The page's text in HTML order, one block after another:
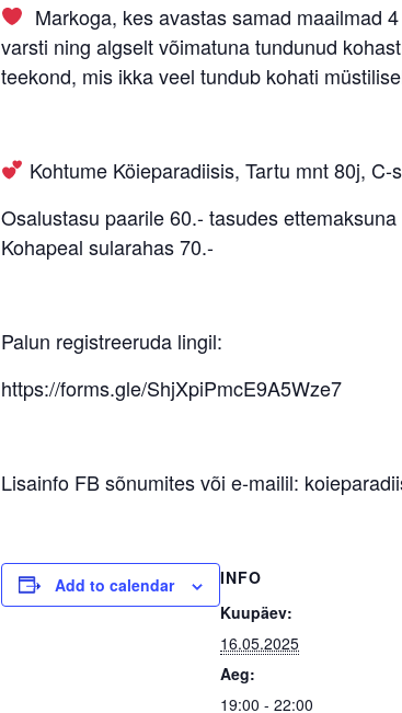
Markoga, kes avastas samad maailmad
varsti ning algselt võimatuna tundunud
teekond, mis ikka veel tundub kohati
Kohtume Köieparadiisis, Tartu mnt 80j,
Osalustasu paarile 60.- tasudes
Kohapeal sularahas 70.-
Palun registreeruda lingil:
https://forms.gle/ShjXpiPmcE9A5Wze7
Lisainfo FB sõnumites või e-mailil:
Add to calendar
INFO
Kuupäev:
16.05.2025
Aeg:
19:00 - 22:00